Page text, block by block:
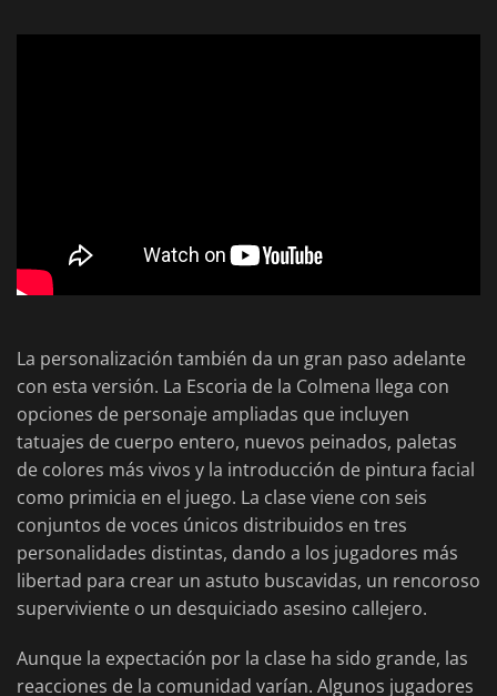
La personalización también da un gran paso adelante
con esta versión. La Escoria de la Colmena llega con
opciones de personaje ampliadas que incluyen
tatuajes de cuerpo entero, nuevos peinados, paletas
de colores más vivos y la introducción de pintura facial
como primicia en el juego. La clase viene con seis
conjuntos de voces únicos distribuidos en tres
personalidades distintas, dando a los jugadores más
libertad para crear un astuto buscavidas, un rencoroso
superviviente o un desquiciado asesino callejero.
Aunque la expectación por la clase ha sido grande, las
reacciones de la comunidad varían. Algunos jugadores